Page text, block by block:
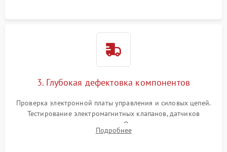
3. Глубокая дефектовка компонентов
Проверка электронной платы управления и силовых цепей.
Тестирование электромагнитных клапанов, датчиков
температуры и расходомера. Оценка степени износа
жерновов кофемолки, уплотнительных колец гидросистемы
Подробнее